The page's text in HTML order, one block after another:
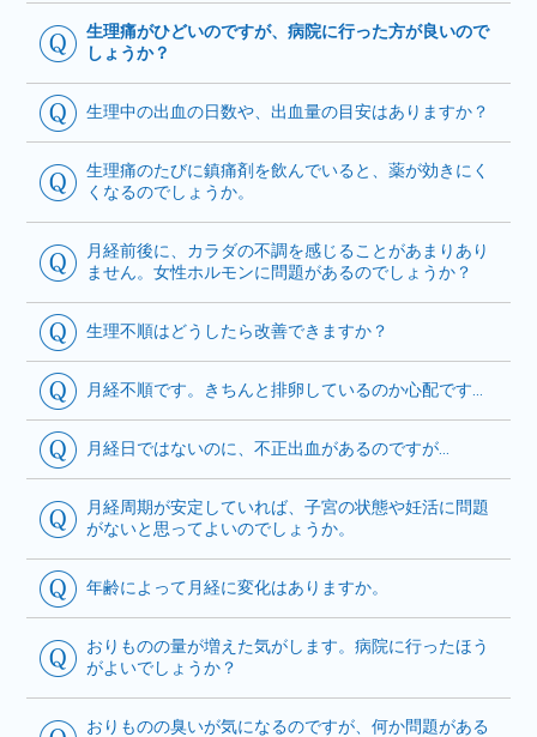
生理痛がひどいのですが、病院に行った方が良いので
しょうか？
生理中の出血の日数や、出血量の目安はありますか？
生理痛のたびに鎮痛剤を飲んでいると、薬が効きにく
くなるのでしょうか。
月経前後に、カラダの不調を感じることがあまりあり
ません。女性ホルモンに問題があるのでしょうか？
生理不順はどうしたら改善できますか？
月経不順です。きちんと排卵しているのか心配です…
月経日ではないのに、不正出血があるのですが…
月経周期が安定していれば、子宮の状態や妊活に問題
がないと思ってよいのでしょうか。
年齢によって月経に変化はありますか。
おりものの量が増えた気がします。病院に行ったほう
がよいでしょうか？
おりものの臭いが気になるのですが、何か問題がある